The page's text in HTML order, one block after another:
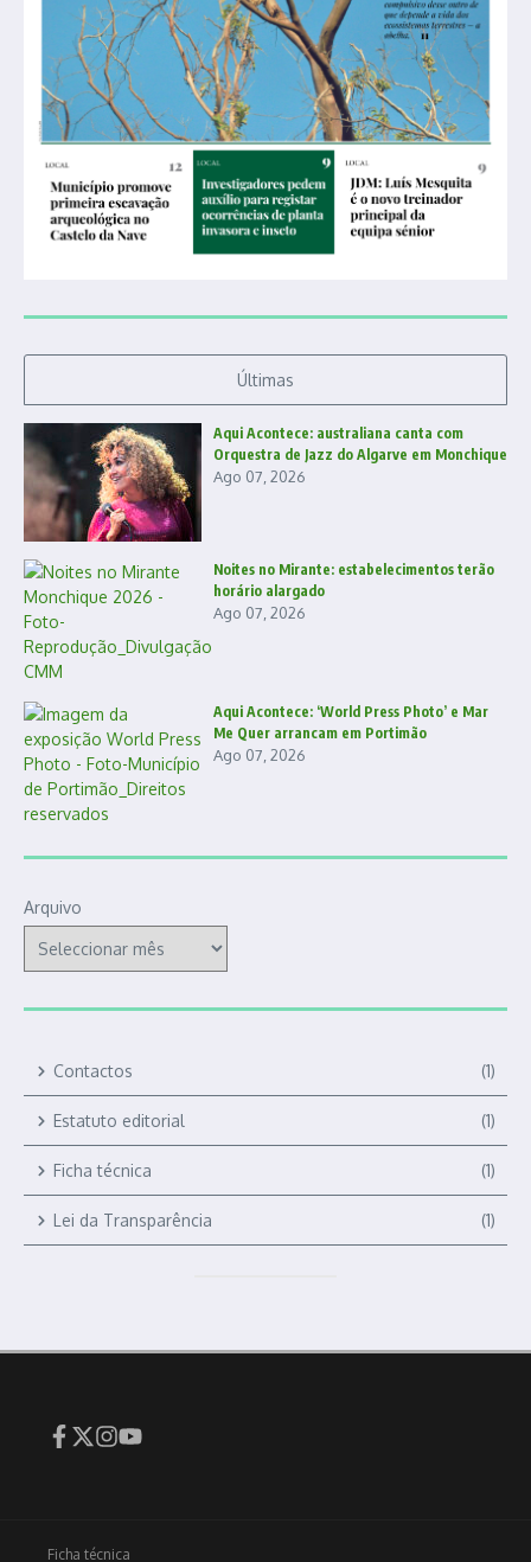
Últimas
Aqui Acontece: australiana canta com
Orquestra de Jazz do Algarve em Monchique
Ago 07, 2026
Noites no Mirante: estabelecimentos terão
horário alargado
Ago 07, 2026
Aqui Acontece: ‘World Press Photo’ e Mar
Me Quer arrancam em Portimão
Ago 07, 2026
Arquivo
Contactos (1)
Estatuto editorial (1)
Ficha técnica (1)
Lei da Transparência (1)
Ficha técnica